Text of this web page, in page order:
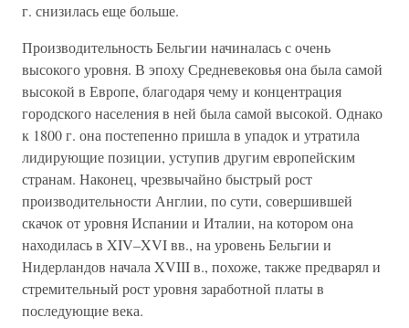
г. снизилась еще больше.
Производительность Бельгии начиналась с очень
высокого уровня. В эпоху Средневековья она была самой
высокой в Европе, благодаря чему и концентрация
городского населения в ней была самой высокой. Однако
к 1800 г. она постепенно пришла в упадок и утратила
лидирующие позиции, уступив другим европейским
странам. Наконец, чрезвычайно быстрый рост
производительности Англии, по сути, совершившей
скачок от уровня Испании и Италии, на котором она
находилась в XIV–XVI вв., на уровень Бельгии и
Нидерландов начала XVIII в., похоже, также предварял и
стремительный рост уровня заработной платы в
последующие века.